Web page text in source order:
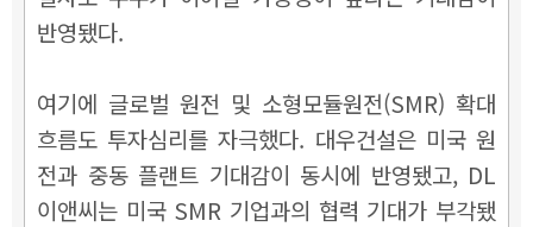
반영됐다.
여기에 글로벌 원전 및 소형모듈원전(SMR) 확대
흐름도 투자심리를 자극했다. 대우건설은 미국 원
전과 중동 플랜트 기대감이 동시에 반영됐고, DL
이앤씨는 미국 SMR 기업과의 협력 기대가 부각됐